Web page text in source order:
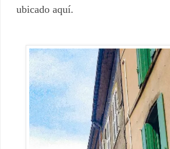
ubicado aquí.